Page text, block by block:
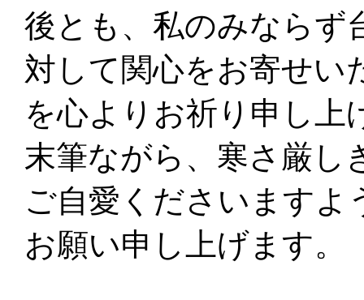
後とも、私のみならず
対して関心をお寄せい
を心よりお祈り申し上
末筆ながら、寒さ厳し
ご自愛くださいますよ
お願い申し上げます。